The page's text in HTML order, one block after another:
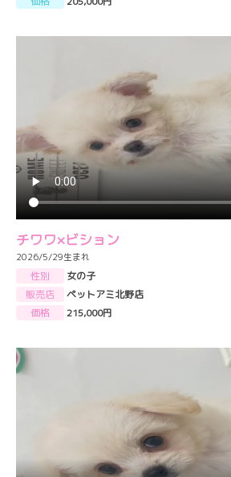
チワワ×ビション
2026/5/29生まれ
性別
女の子
販売店
ペットアミ北野店
価格
215,000円